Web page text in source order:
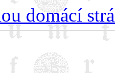
domácí